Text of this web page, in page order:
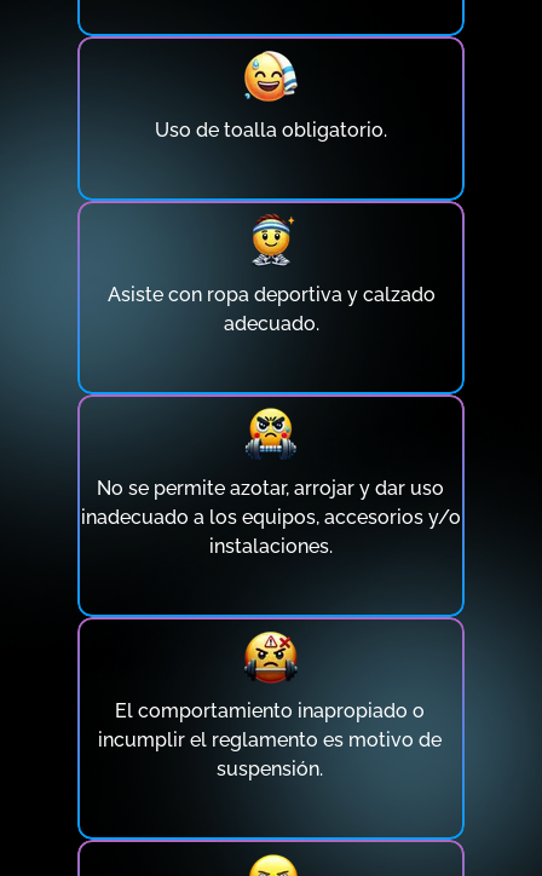
Uso de toalla obligatorio.
Asiste con ropa deportiva y calzado
adecuado.
No se permite azotar, arrojar y dar uso
inadecuado a los equipos, accesorios y/o
instalaciones.
El comportamiento inapropiado o
incumplir el reglamento es motivo de
suspensión.